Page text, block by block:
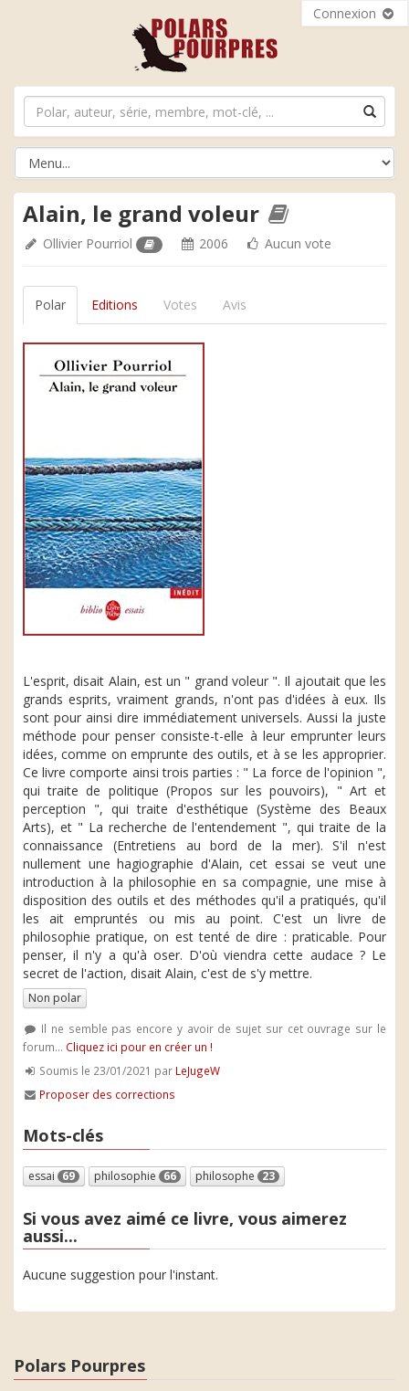
Connexion
Alain, le grand voleur
Ollivier Pourriol 2006 Aucun vote
Polar Editions Votes Avis
L'esprit, disait Alain, est un " grand voleur ". Il ajoutait que les
grands esprits, vraiment grands, n'ont pas d'idées à eux. Ils
sont pour ainsi dire immédiatement universels. Aussi la juste
méthode pour penser consiste-t-elle à leur emprunter leurs
idées, comme on emprunte des outils, et à se les approprier.
Ce livre comporte ainsi trois parties : " La force de l'opinion ",
qui traite de politique (Propos sur les pouvoirs), " Art et
perception ", qui traite d'esthétique (Système des Beaux
Arts), et " La recherche de l'entendement ", qui traite de la
connaissance (Entretiens au bord de la mer). S'il n'est
nullement une hagiographie d'Alain, cet essai se veut une
introduction à la philosophie en sa compagnie, une mise à
disposition des outils et des méthodes qu'il a pratiqués, qu'il
les ait empruntés ou mis au point. C'est un livre de
philosophie pratique, on est tenté de dire : praticable. Pour
penser, il n'y a qu'à oser. D'où viendra cette audace ? Le
secret de l'action, disait Alain, c'est de s'y mettre.
Non polar
Il ne semble pas encore y avoir de sujet sur cet ouvrage sur le
forum... Cliquez ici pour en créer un !
Soumis le 23/01/2021 par LeJugeW
Proposer des corrections
Mots-clés
essai 69 philosophie 66 philosophe 23
Si vous avez aimé ce livre, vous aimerez
aussi...
Aucune suggestion pour l'instant.
Polars Pourpres